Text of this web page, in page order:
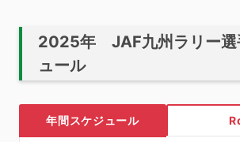
2025年 JAF九州ラリー選
ュール
年間スケジュール